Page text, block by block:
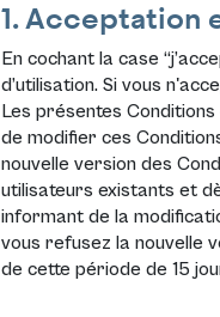
1. Acceptation
En cochant la case
d’utilisation. Si vous
Les présentes
de modifier ces
nouvelle version des
utilisateurs existants et
informant de la
vous refusez la nouvelle
de cette période de 15